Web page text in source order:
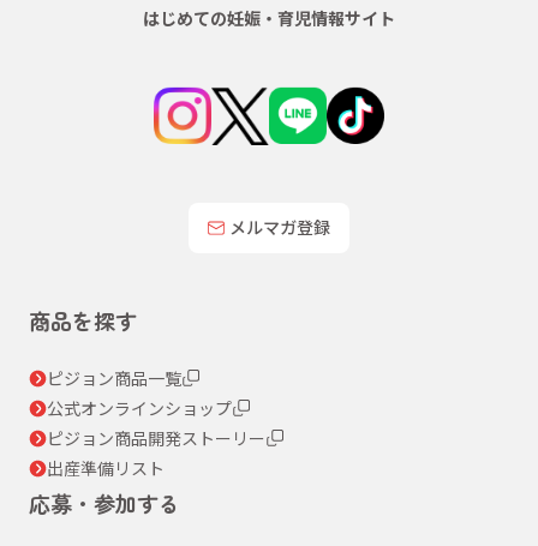
はじめての妊娠・育児情報サイト
メルマガ登録
商品を探す
ピジョン商品一覧
公式オンラインショップ
ピジョン商品開発ストーリー
出産準備リスト
応募・参加する